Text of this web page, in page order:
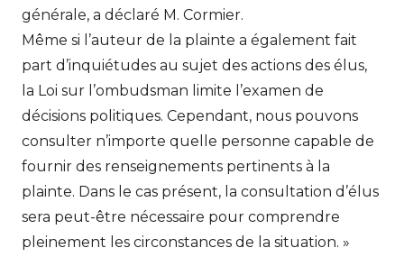
générale, a déclaré M. Cormier.
Même si l’auteur de la plainte a également fait
part d’inquiétudes au sujet des actions des élus,
la Loi sur l’ombudsman limite l’examen de
décisions politiques. Cependant, nous pouvons
consulter n’importe quelle personne capable de
fournir des renseignements pertinents à la
plainte. Dans le cas présent, la consultation d’élus
sera peut-être nécessaire pour comprendre
pleinement les circonstances de la situation. »